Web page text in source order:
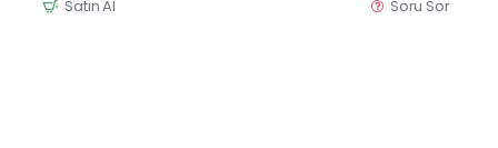
Satın Al Soru Sor